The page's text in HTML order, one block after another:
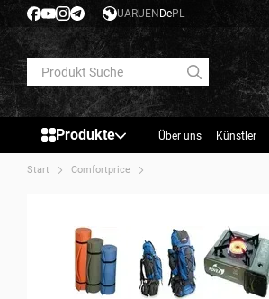
Перейти к основному контенту
UARU EN DePL
Produkte Über uns Künstler
Start Comfortprice